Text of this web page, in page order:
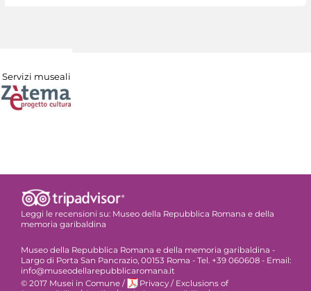
Servizi museali
Leggi le recensioni su: Museo della Repubblica Romana e della
memoria garibaldina
Museo della Repubblica Romana e della memoria garibaldina -
Largo di Porta San Pancrazio, 00153 Roma - Tel. +39 060608 - Email:
info@museodellarepubblicaromana.it
© 2017 Musei in Comune / Privacy / Exclusions of